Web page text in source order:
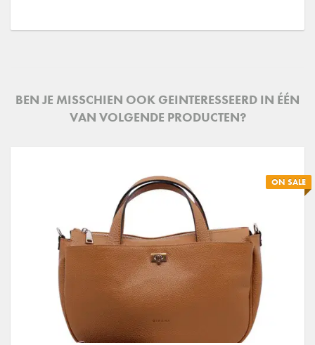
BEN JE MISSCHIEN OOK GEINTERESSEERD IN ÉÉN
VAN VOLGENDE PRODUCTEN?
ON SALE